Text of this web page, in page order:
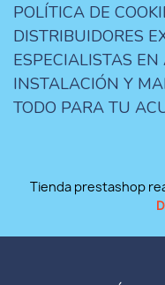
POLÍTICA DE
DISTRIBUIDORES
ESPECIALISTAS
INSTALACIÓN Y
TODO PARA TU
Tienda prestashop